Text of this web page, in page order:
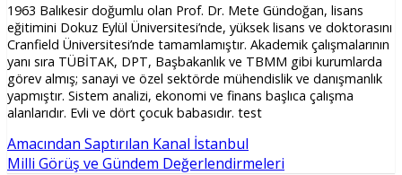
1963 Balıkesir doğumlu olan Prof. Dr. Mete Gündoğan, lisans
eğitimini Dokuz Eylül Üniversitesi’nde, yüksek lisans ve doktorasını
Cranfield Üniversitesi’nde tamamlamıştır. Akademik çalışmalarının
yanı sıra TÜBİTAK, DPT, Başbakanlık ve TBMM gibi kurumlarda
görev almış; sanayi ve özel sektörde mühendislik ve danışmanlık
yapmıştır. Sistem analizi, ekonomi ve finans başlıca çalışma
alanlarıdır. Evli ve dört çocuk babasıdır. test
Amacından Saptırılan Kanal İstanbul
Milli Görüş ve Gündem Değerlendirmeleri